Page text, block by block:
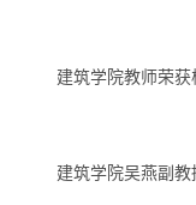
建筑学院教师荣
建筑学院吴燕副